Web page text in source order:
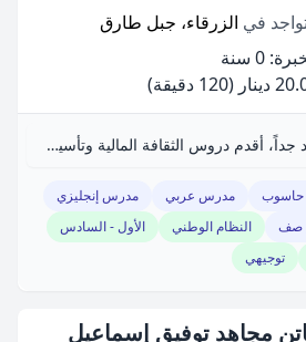
في الزرقاء، جبل طارق
0 سنة
دينار
(120 دقيقة)
خريجة محاسبة تقدير جيد جداً، أقدم دروس الثقافة المالية وتأسيس لطلبة الثانوية والصفوف.
مدرس عربي
مدرس إنجليزي
صف النظام الوطني
الأول - السادس
توجيهي
مجاهد توفيق إسماعيل